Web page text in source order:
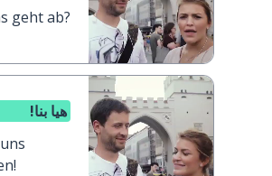
geht ab?
هيا بنا!